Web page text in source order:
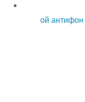
ой антифон